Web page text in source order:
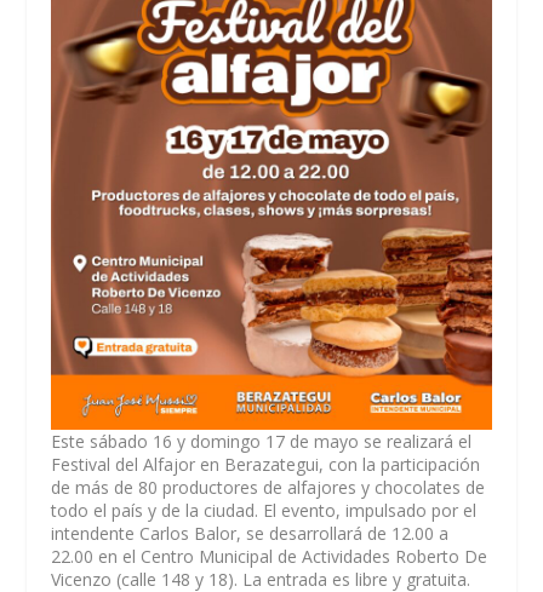
Este sábado 16 y domingo 17 de mayo se realizará el
Festival del Alfajor en Berazategui, con la participación
de más de 80 productores de alfajores y chocolates de
todo el país y de la ciudad. El evento, impulsado por el
intendente Carlos Balor, se desarrollará de 12.00 a
22.00 en el Centro Municipal de Actividades Roberto De
Vicenzo (calle 148 y 18). La entrada es libre y gratuita.